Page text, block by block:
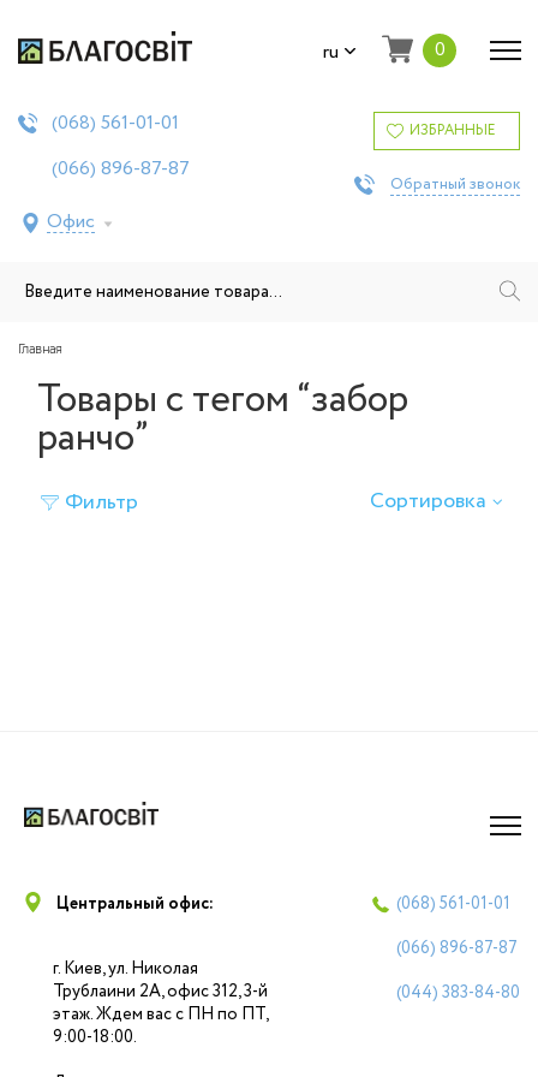
ru 0
(068) 561-01-01
(066) 896-87-87
Офис
ИЗБРАННЫЕ
Обратный звонок
Главная
Товары с тегом “забор
ранчо”
Фильтр Сортировка
Центральный офис:
г. Киев, ул. Николая
Трублаини 2А, офис 312, 3-й
этаж. Ждем вас с ПН по ПТ,
9:00-18:00.
(068) 561-01-01
(066) 896-87-87
(044) 383-84-80